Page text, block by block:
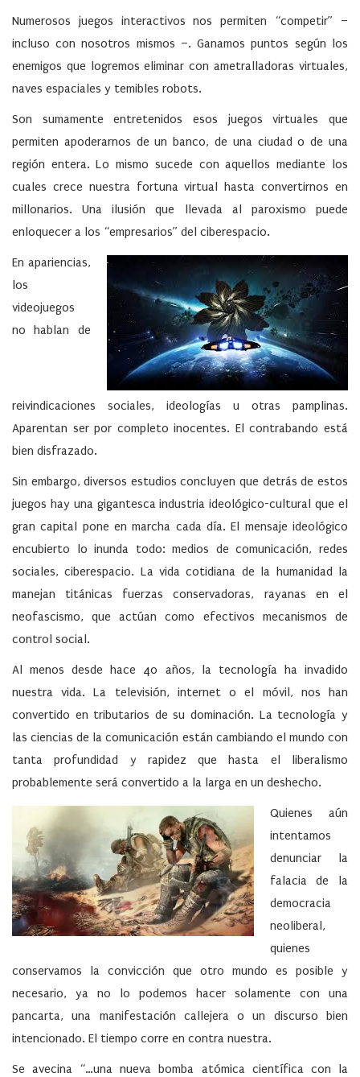
Numerosos juegos interactivos nos permiten “competir” –
incluso con nosotros mismos –. Ganamos puntos según los
enemigos que logremos eliminar con ametralladoras virtuales,
naves espaciales y temibles robots.
Son sumamente entretenidos esos juegos virtuales que
permiten apoderarnos de un banco, de una ciudad o de una
región entera. Lo mismo sucede con aquellos mediante los
cuales crece nuestra fortuna virtual hasta convertirnos en
millonarios. Una ilusión que llevada al paroxismo puede
enloquecer a los “empresarios” del ciberespacio.
En apariencias,
los
videojuegos
no hablan de
reivindicaciones sociales, ideologías u otras pamplinas.
Aparentan ser por completo inocentes. El contrabando está
bien disfrazado.
Sin embargo, diversos estudios concluyen que detrás de estos
juegos hay una gigantesca industria ideológico-cultural que el
gran capital pone en marcha cada día. El mensaje ideológico
encubierto lo inunda todo: medios de comunicación, redes
sociales, ciberespacio. La vida cotidiana de la humanidad la
manejan titánicas fuerzas conservadoras, rayanas en el
neofascismo, que actúan como efectivos mecanismos de
control social.
Al menos desde hace 40 años, la tecnología ha invadido
nuestra vida. La televisión, internet o el móvil, nos han
convertido en tributarios de su dominación. La tecnología y
las ciencias de la comunicación están cambiando el mundo con
tanta profundidad y rapidez que hasta el liberalismo
probablemente será convertido a la larga en un deshecho.
Quienes aún
intentamos
denunciar la
falacia de la
democracia
neoliberal,
quienes
conservamos la convicción que otro mundo es posible y
necesario, ya no lo podemos hacer solamente con una
pancarta, una manifestación callejera o un discurso bien
intencionado. El tiempo corre en contra nuestra.
Se avecina “…una nueva bomba atómica científica con la